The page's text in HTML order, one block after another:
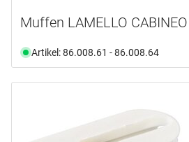
Muffen LAMELLO
Artikel: 86.008.61 - 86.008.64